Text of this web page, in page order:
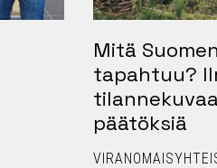
Mitä
tapahtuu?
päätöksiä